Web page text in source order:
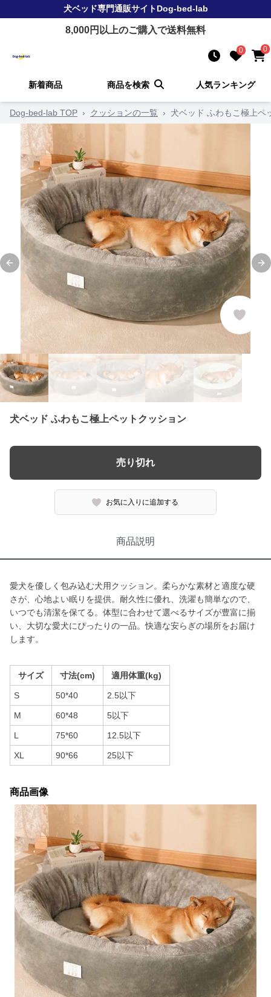
犬ベッド専門通販サイトDog-bed-lab
8,000円以上のご購入で送料無料
0 0
新着商品 商品を検索 人気ランキング
Dog-bed-lab TOP › クッションの一覧 › 犬ベッド ふわもこ極上ペ
Previous slide
犬ベッド ふわもこ極上ペットクッション
売り切れ
お気に入りに追加する
商品説明
愛犬を優しく包み込む犬用クッション。柔らかな素材と適度な硬
さが、心地よい眠りを提供。耐久性に優れ、洗濯も簡単なので、
いつでも清潔を保てる。体型に合わせて選べるサイズが豊富に揃
い、大切な愛犬にぴったりの一品。快適な安らぎの場所をお届け
します。
サイズ 寸法(cm) 適用体重(kg)
S 50*40 2.5以下
M 60*48 5以下
L 75*60 12.5以下
XL 90*66 25以下
商品画像